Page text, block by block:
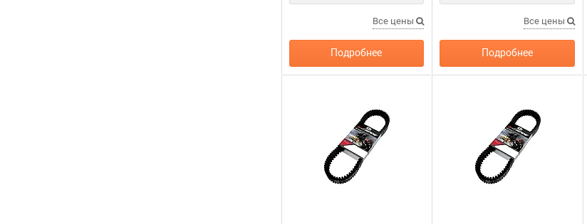
Все цены
Подробнее
Все цены
Подробнее